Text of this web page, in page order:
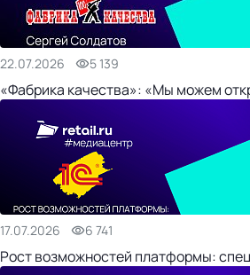
22.07.2026 5 139
«Фабрика качества»: «Мы можем
17.07.2026 6 741
Рост возможностей платформы: